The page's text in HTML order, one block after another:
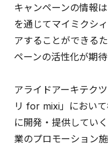
キャンペーンの情報
を通じてマイミクシ
アすることができる
ペーンの活性化が期待
アライドアーキテク
リ for mixi」におい
に開発・提供してい
業のプロモーション